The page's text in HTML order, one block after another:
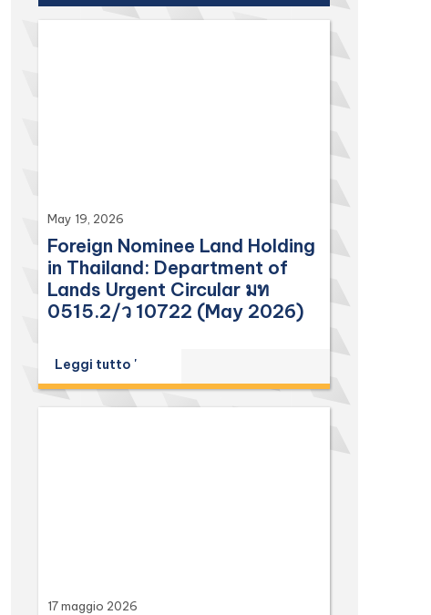
May 19, 2026
Foreign Nominee Land Holding
in Thailand: Department of
Lands Urgent Circular มท
0515.2/ว 10722 (May 2026)
Leggi tutto '
17 maggio 2026